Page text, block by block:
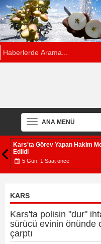
ANA MENÜ
Kars'ta Görev Yapan Hakim
Edildi
5 Gün, 1 Saat önce
KARS
Kars'ta polisin "dur"
sürücü evinin önünde
çarptı